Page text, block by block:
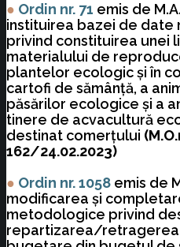
● Ordin nr. 71 emis de
instituirea bazei de date
privind constituirea unei
materialului de
plantelor ecologic şi în
cartofi de sămânţă, a
păsărilor ecologice şi a
tinere de acvacultură
destinat comerţului
162/24.02.2023)
● Ordin nr. 1058 emis de
modificarea şi
metodologice privind
repartizarea/